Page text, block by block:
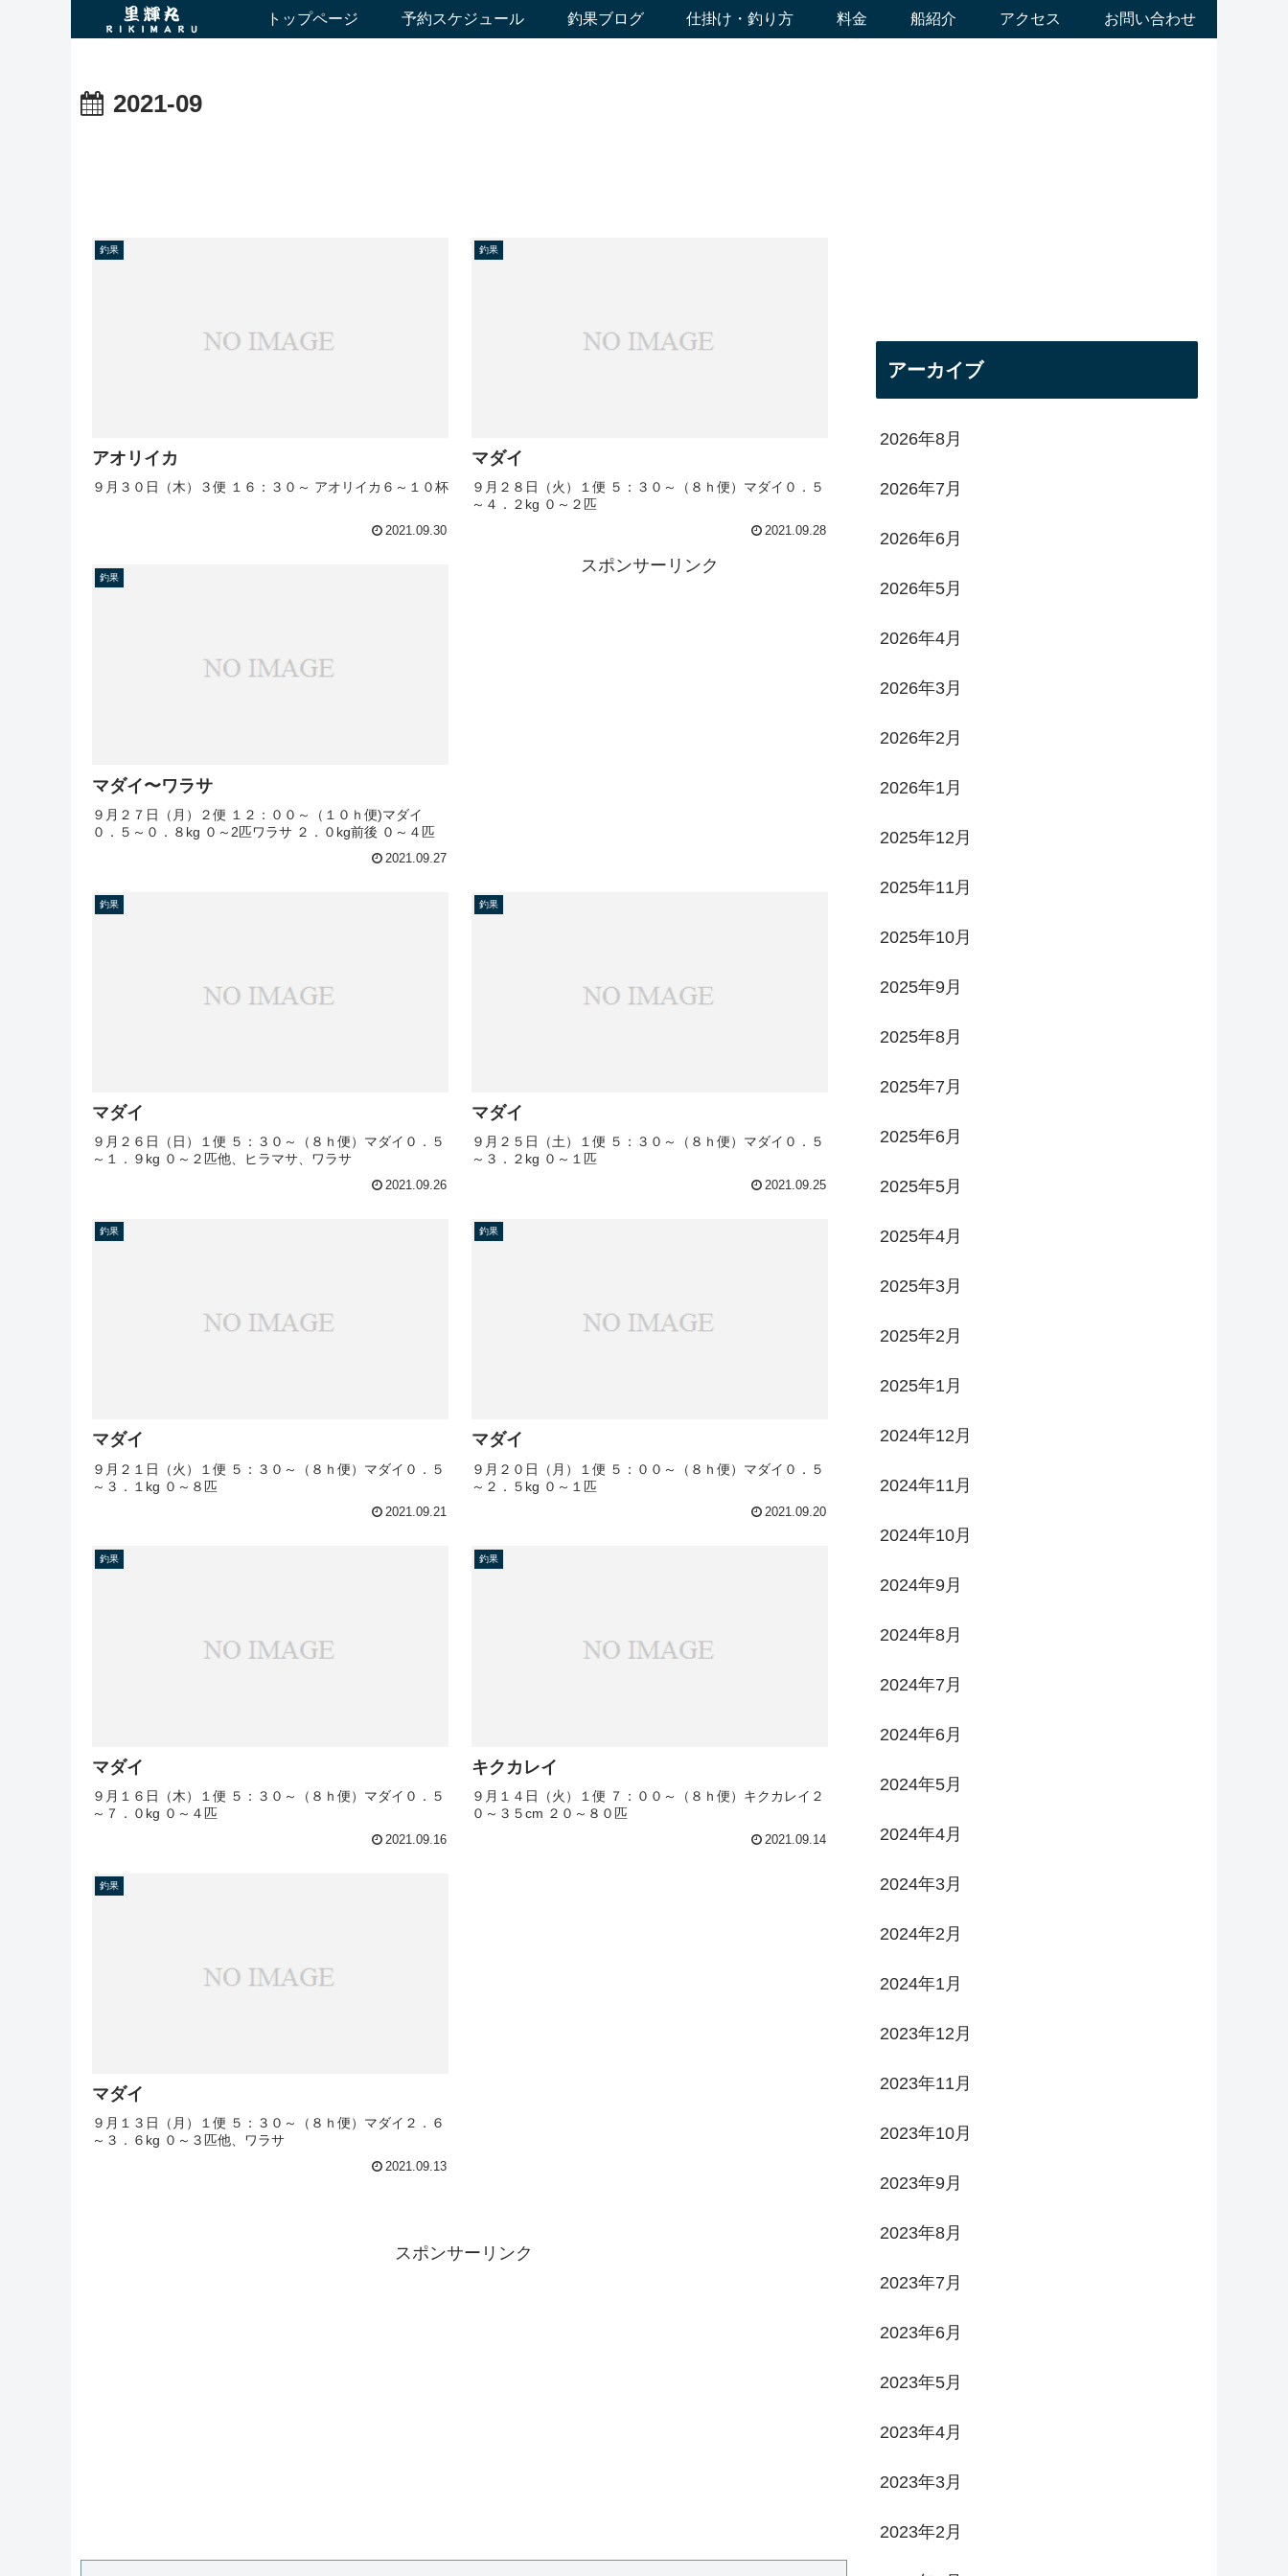
トップページ 予約スケジュール 釣果ブログ 仕掛け・釣り方 料金 船紹介 アクセス お問い合わせ
2021-09
釣果
アオリイカ
９月３０日（木）３便 １６：３０～ アオリイカ６～１０杯
2021.09.30
釣果
マダイ
９月２８日（火）１便 ５：３０～（８ｈ便）マダイ０．５
～４．２kg ０～２匹
2021.09.28
釣果
マダイ〜ワラサ
９月２７日（月）２便 １２：００～（１０ｈ便)マダイ
０．５～０．８kg ０～2匹ワラサ ２．０kg前後 ０～４匹
2021.09.27
スポンサーリンク
釣果
マダイ
９月２６日（日）１便 ５：３０～（８ｈ便）マダイ０．５
～１．９kg ０～２匹他、ヒラマサ、ワラサ
2021.09.26
釣果
マダイ
９月２５日（土）１便 ５：３０～（８ｈ便）マダイ０．５
～３．２kg ０～１匹
2021.09.25
釣果
マダイ
９月２１日（火）１便 ５：３０～（８ｈ便）マダイ０．５
～３．１kg ０～８匹
2021.09.21
釣果
マダイ
９月２０日（月）１便 ５：００～（８ｈ便）マダイ０．５
～２．５kg ０～１匹
2021.09.20
釣果
マダイ
９月１６日（木）１便 ５：３０～（８ｈ便）マダイ０．５
～７．０kg ０～４匹
2021.09.16
釣果
キクカレイ
９月１４日（火）１便 ７：００～（８ｈ便）キクカレイ２
０～３５cm ２０～８０匹
2021.09.14
釣果
マダイ
９月１３日（月）１便 ５：３０～（８ｈ便）マダイ２．６
～３．６kg ０～３匹他、ワラサ
2021.09.13
スポンサーリンク
アーカイブ
2026年8月
2026年7月
2026年6月
2026年5月
2026年4月
2026年3月
2026年2月
2026年1月
2025年12月
2025年11月
2025年10月
2025年9月
2025年8月
2025年7月
2025年6月
2025年5月
2025年4月
2025年3月
2025年2月
2025年1月
2024年12月
2024年11月
2024年10月
2024年9月
2024年8月
2024年7月
2024年6月
2024年5月
2024年4月
2024年3月
2024年2月
2024年1月
2023年12月
2023年11月
2023年10月
2023年9月
2023年8月
2023年7月
2023年6月
2023年5月
2023年4月
2023年3月
2023年2月